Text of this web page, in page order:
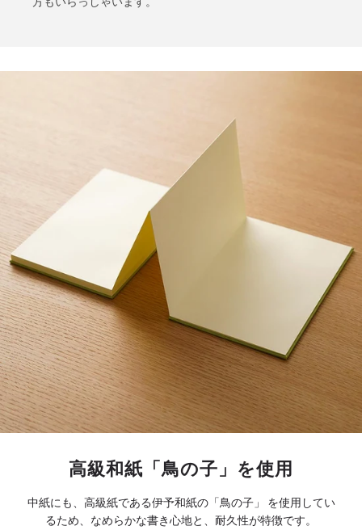
高級和紙「鳥の子」を使用
中紙にも、高級紙である伊予和紙の「鳥の子」 を使用してい
るため、なめらかな書き心地と、耐久性が特徴です。